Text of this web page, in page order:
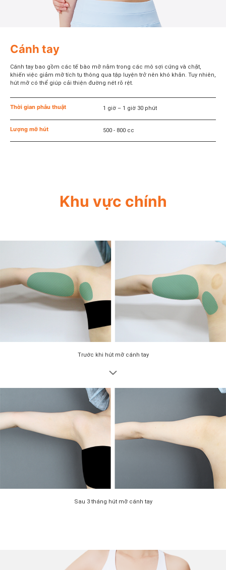
Cánh tay
Cánh tay bao gồm các tế bào mỡ nằm trong các mô sợi cứng và chặt,
khiến việc giảm mỡ tích tụ thông qua tập luyện trở nên khó khăn. Tuy nhiên,
hút mỡ có thể giúp cải thiện đường nét rõ rệt.
Thời gian phẫu thuật 1 giờ – 1 giờ 30 phút
Lượng mỡ hút 500 - 800 cc
Khu vực chính
Trước khi hút mỡ cánh tay
Sau 3 tháng hút mỡ cánh tay